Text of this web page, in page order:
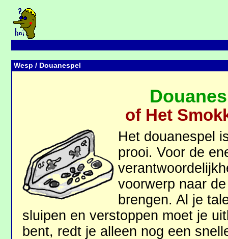
Wesp / Douanespel
of Het
Het douanespel
prooi. Voor de
voorwerp naar
brengen. Al je
sluipen en verstoppen moet je
bent, redt je alleen nog een